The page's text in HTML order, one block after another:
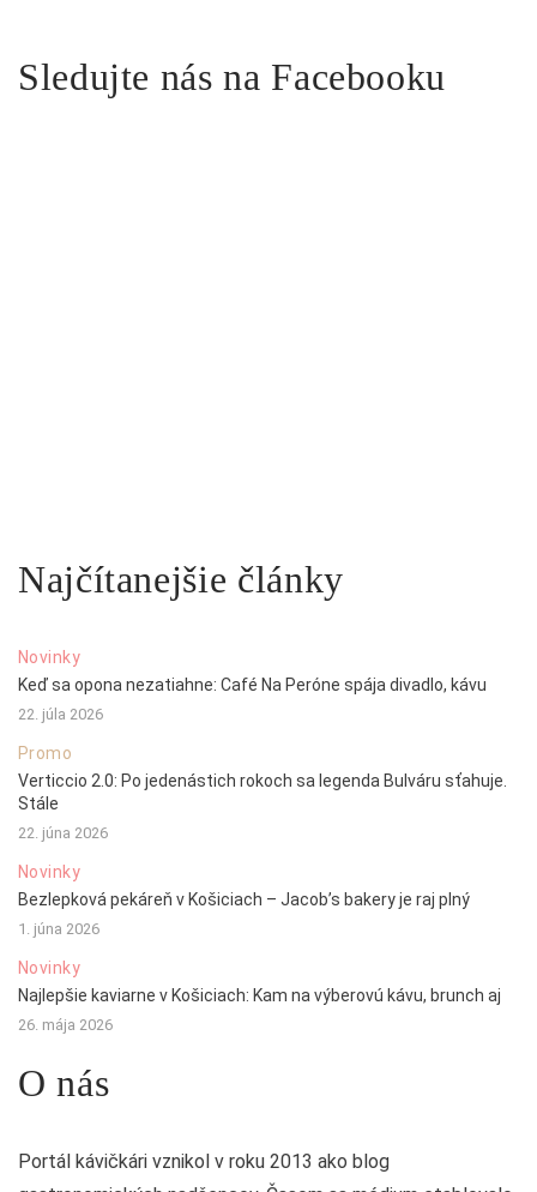
Sledujte nás na Facebooku
Najčítanejšie články
Novinky
Keď sa opona nezatiahne: Café Na Peróne spája divadlo, kávu
22. júla 2026
Promo
Verticcio 2.0: Po jedenástich rokoch sa legenda Bulváru sťahuje.
Stále
22. júna 2026
Novinky
Bezlepková pekáreň v Košiciach – Jacob’s bakery je raj plný
1. júna 2026
Novinky
Najlepšie kaviarne v Košiciach: Kam na výberovú kávu, brunch aj
26. mája 2026
O nás
Portál kávičkári vznikol v roku 2013 ako blog